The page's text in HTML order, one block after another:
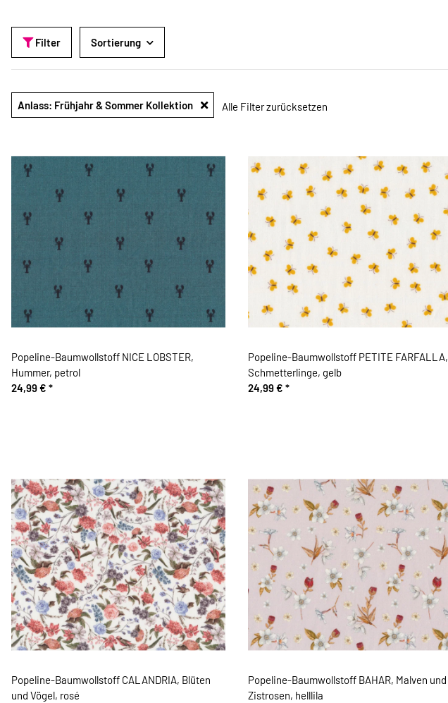
Filter Sortierung
Anlass: Frühjahr & Sommer Kollektion Alle Filter zurücksetzen
Popeline-Baumwollstoff NICE LOBSTER,
Hummer, petrol
24,99 € *
Popeline-Baumwollstoff PETITE FARFALLA,
Schmetterlinge, gelb
24,99 € *
Popeline-Baumwollstoff CALANDRIA, Blüten
und Vögel, rosé
Popeline-Baumwollstoff BAHAR, Malven und
Zistrosen, helllila